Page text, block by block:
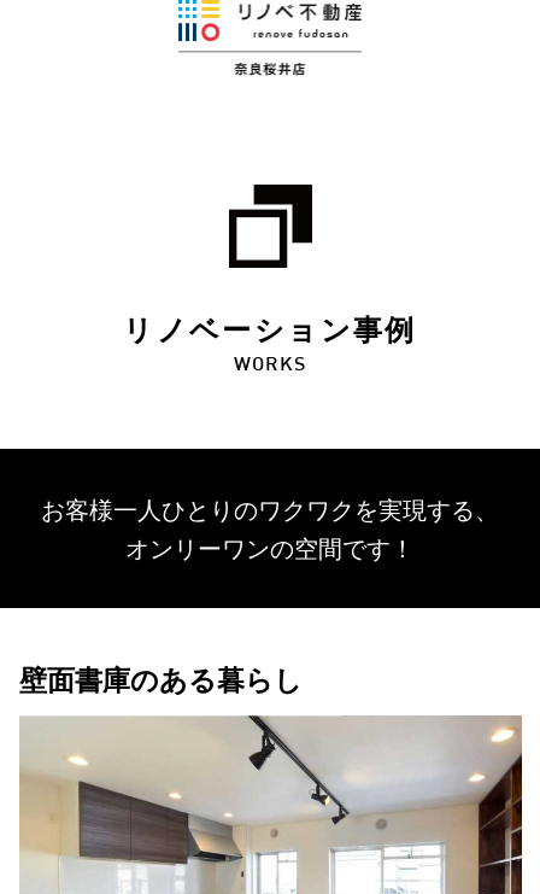
リノベーション事例
WORKS
お客様一人ひとりのワクワクを実現する、
オンリーワンの空間です！
壁面書庫のある暮らし